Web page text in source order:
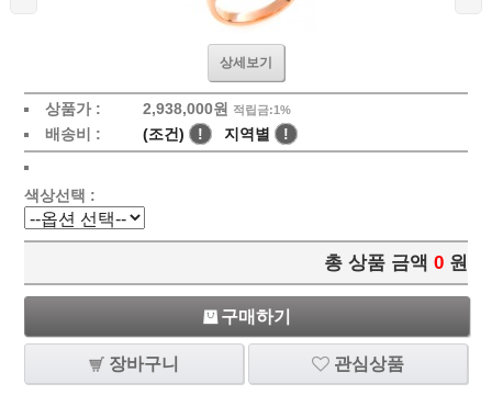
상세보기
상품가 : 2,938,000원 적립금:1%
배송비 : (조건) ! 지역별 !
색상선택 :
총 상품 금액 0 원
구매하기
장바구니 관심상품